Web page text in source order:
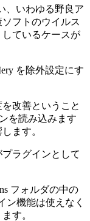
、いわゆる野良ア
フトのウイルス
ているケースが
を除外設定にす
改善ということ
を読み込みます
ます。
ラグインとして
フォルダの中の
ン機能は使えなく
す。